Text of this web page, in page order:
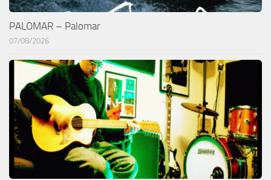
PALOMAR – Palomar
07/08/2026